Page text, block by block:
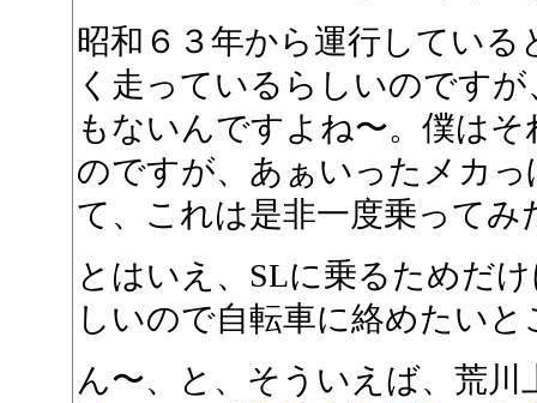
昭和６３年から運行してい
く走っているらしいのです
もないんですよね〜。僕は
のですが、あぁいったメカ
て、これは是非一度乗ってみ
とはいえ、SLに乗るためだ
しいので自転車に絡めたいと
ん〜、と、そういえば、荒川